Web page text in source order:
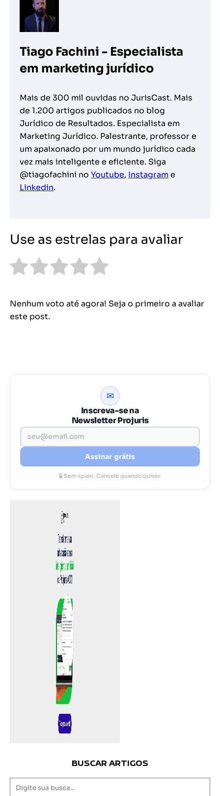
Tiago Fachini - Especialista
em marketing jurídico
Mais de 300 mil ouvidas no JurisCast. Mais
de 1.200 artigos publicados no blog
Jurídico de Resultados. Especialista em
Marketing Jurídico. Palestrante, professor e
um apaixonado por um mundo jurídico cada
vez mais inteligente e eficiente. Siga
@tiagofachini no Youtube, Instagrame
Linkedin.
Use as estrelas para avaliar
Nenhum voto até agora! Seja o primeiro a avaliar
este post.
✉
Inscreva-se na
Newsletter Projuris
Assinar grátis
🔒 Sem spam. Cancele quando quiser.
BUSCAR ARTIGOS